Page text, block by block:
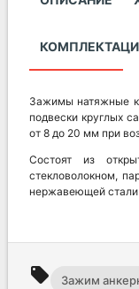
Зажимы натяжные
подвески круглых
от 8 до 20 мм при
Состоят из
стекловолокном,
нержавеющей
local_offer Зажим